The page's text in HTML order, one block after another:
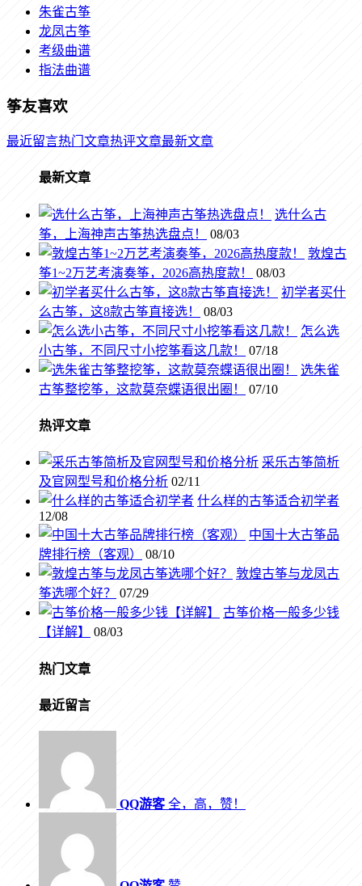
朱雀古筝
龙凤古筝
考级曲谱
指法曲谱
筝友喜欢
最近留言热门文章热评文章最新文章
最新文章
选什么古
筝，上海神声古筝热选盘点！
08/03
敦煌古
筝1~2万艺考演奏筝，2026高热度款！
08/03
初学者买什
么古筝，这8款古筝直接选！
08/03
怎么选
小古筝，不同尺寸小挖筝看这几款！
07/18
选朱雀
古筝整挖筝，这款莫奈蝶语很出圈！
07/10
热评文章
采乐古筝简析
及官网型号和价格分析 02/11
什么样的古筝适合初学者
12/08
中国十大古筝品
牌排行榜（客观）
08/10
敦煌古筝与龙凤古
筝选哪个好？
07/29
古筝价格一般多少钱
【详解】
08/03
热门文章
最近留言
QQ游客全，高，赞！